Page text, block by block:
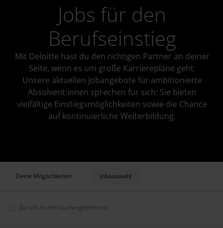
Jobs für den
Berufseinstieg
Mit Deloitte hast du den richtigen Partner an deiner
Seite, wenn es um große Karrierepläne geht.
Unsere aktuellen Jobangebote für ambitionierte
Absolvent:innen sprechen für sich: Sie bieten
vielfältige Einstiegsmöglichkeiten sowie die Chance
auf kontinuierliche Weiterbildung.
Deine Möglichkeiten Jobauswahl
Zurück zu den Suchergebnissen